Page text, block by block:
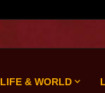
LIFE & WORLD